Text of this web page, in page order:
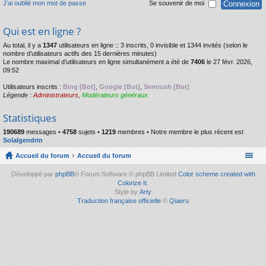
J’ai oublié mon mot de passe Se souvenir de moi
Qui est en ligne ?
Au total, il y a 1347 utilisateurs en ligne :: 3 inscrits, 0 invisible et 1344 invités (selon le
nombre d’utilisateurs actifs des 15 dernières minutes)
Le nombre maximal d’utilisateurs en ligne simultanément a été de 7406 le 27 févr. 2026,
09:52
Utilisateurs inscrits : Bing [Bot] Google [Bot] Semrush [Bot]
Légende : Administrateurs Modérateurs généraux
Statistiques
190689 messages • 4758 sujets • 1219 membres • Notre membre le plus récent est
Solalgendrin
Accueil du forum Accueil du forum
Développé par phpBB® Forum Software © phpBB Limited Color scheme created with
Colorize It.
Style by Arty
Traduction française officielle © Qiaeru